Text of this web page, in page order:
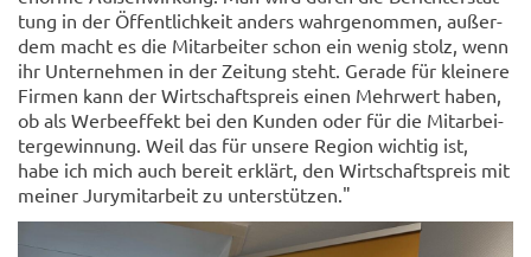
tung in der Öf­fent­lich­keit an­ders wahr­ge­nom­men, au­ßer­
dem macht es die Mit­ar­bei­ter schon ein wenig stolz, wenn
ihr Un­ter­neh­men in der Zei­tung steht. Ge­ra­de für klei­ne­re
Fir­men kann der Wirt­schafts­preis einen Mehr­wert haben,
ob als Wer­be­ef­fekt bei den Kun­den oder für die Mit­ar­bei­
ter­ge­win­nung. Weil das für un­se­re Re­gi­on wich­tig ist,
habe ich mich auch be­reit er­klärt, den Wirt­schafts­preis mit
mei­ner Ju­ry­mit­ar­beit zu un­ter­stüt­zen."